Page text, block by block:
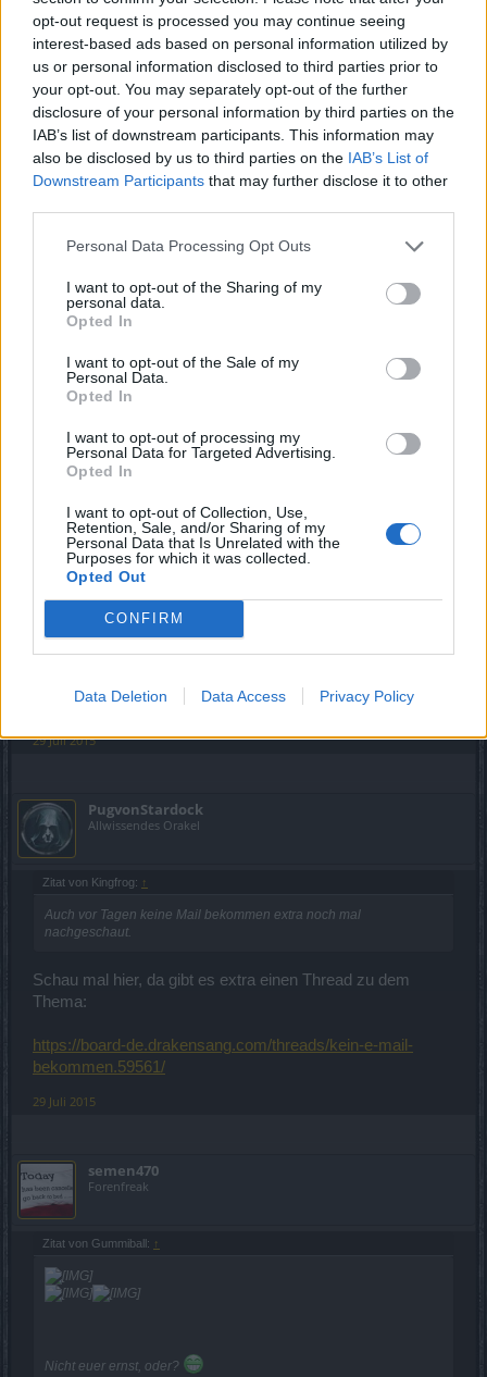
opt-out request is processed you may continue seeing
interest-based ads based on personal information utilized by
us or personal information disclosed to third parties prior to
your opt-out. You may separately opt-out of the further
disclosure of your personal information by third parties on the
IAB’s list of downstream participants. This information may
also be disclosed by us to third parties on the IAB’s List of
Downstream Participants that may further disclose it to other
Personal Data Processing Opt Outs
I want to opt-out of the Sharing of my
personal data.
Opted In
I want to opt-out of the Sale of my
Personal Data.
Opted In
I want to opt-out of processing my
Personal Data for Targeted Advertising.
Opted In
I want to opt-out of Collection, Use,
Retention, Sale, and/or Sharing of my
Personal Data that Is Unrelated with the
Purposes for which it was collected.
Opted Out
CONFIRM
Data Deletion Data Access Privacy Policy
28 Juli 2015
Kingfrog
Forenexperte
Auch vor Tagen keine Mail bekommen extra noch mal
Forenexperte
irgendwie bekomm ich das pet nicht. Kann mir da wer
helfen?
Kaiser des Forums
Zitat von Greennik:↑
Hab durch eine Email, 3 tage prem bekommen, aber irgendwie
bekomm ich das pet nicht. Kann mir da wer helfen?
ich das mitbekommen hab.
Wer nur die 3 Tage kostenloses Premium hat erhält keins.
29 Juli 2015
PugvonStardock
Allwissendes Orakel
Zitat von Kingfrog: ↑
Auch vor Tagen keine Mail bekommen extra noch mal
nachgeschaut.
Schau mal hier, da gibt es extra einen Thread zu dem
Thema:
https://board-de.drakensang.com/threads/kein-e-mail-
bekommen.59561/
29 Juli 2015
semen470
Forenfreak
Zitat von Gummiball: ↑
Nicht euer ernst, oder?